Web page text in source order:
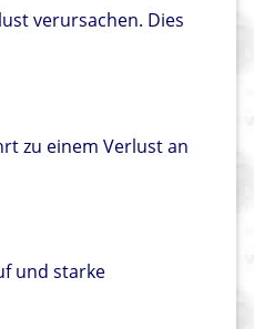
verursachen. Dies
zu einem Verlust an
und starke